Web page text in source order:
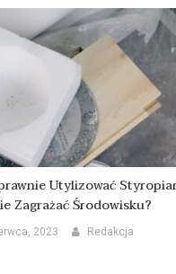
Utylizować
Zagrażać Środowisku?
2023 Redakcja